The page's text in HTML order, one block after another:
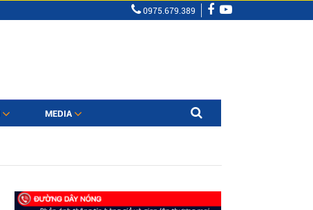
0975.679.389
MEDIA